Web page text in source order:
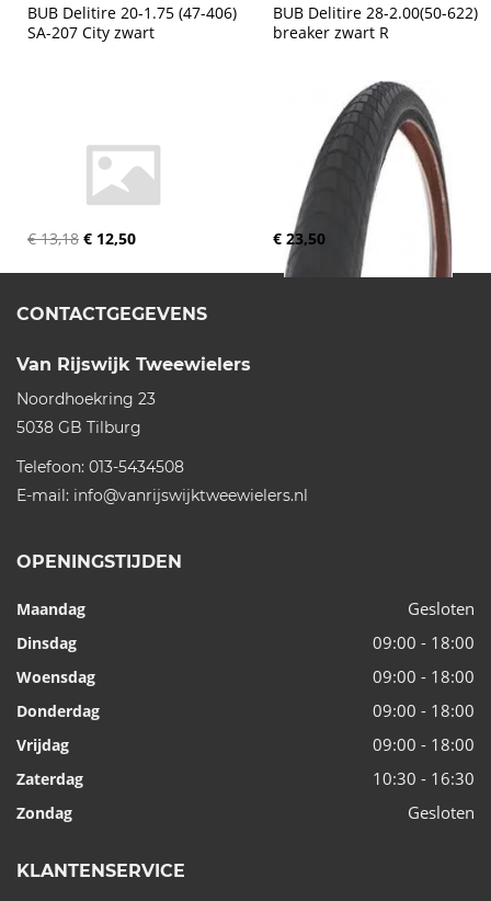
BUB Delitire 20-1.75 (47-406)
SA-207 City zwart
€ 13,18 € 12,50
BUB Delitire 28-2.00(50-622)
breaker zwart R
€ 23,50
CONTACTGEGEVENS
Van Rijswijk Tweewielers
Noordhoekring 23
5038 GB Tilburg
Telefoon: 013-5434508
E-mail: info@vanrijswijktweewielers.nl
OPENINGSTIJDEN
Maandag Gesloten
Dinsdag 09:00 - 18:00
Woensdag 09:00 - 18:00
Donderdag 09:00 - 18:00
Vrijdag 09:00 - 18:00
Zaterdag 10:30 - 16:30
Zondag Gesloten
KLANTENSERVICE